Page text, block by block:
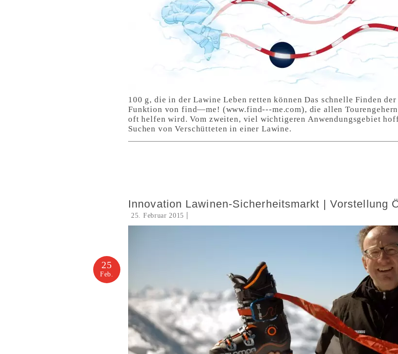
100 g, die in der Lawine Leben retten können Das schnelle Finden
Funktion von find—me! (www.find---me.com), die allen
oft helfen wird. Vom zweiten, viel wichtigeren Anwendungsgebiet
Suchen von Verschütteten in einer Lawine.
Innovation Lawinen-Sicherheitsmarkt | Vorstellung
25. Februar 2015
25
Feb.